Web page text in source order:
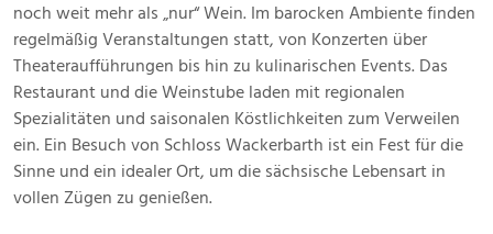
noch weit mehr als „nur“ Wein. Im barocken Ambiente finden
regelmäßig Veranstaltungen statt, von Konzerten über
Theateraufführungen bis hin zu kulinarischen Events. Das
Restaurant und die Weinstube laden mit regionalen
Spezialitäten und saisonalen Köstlichkeiten zum Verweilen
ein. Ein Besuch von Schloss Wackerbarth ist ein Fest für die
Sinne und ein idealer Ort, um die sächsische Lebensart in
vollen Zügen zu genießen.